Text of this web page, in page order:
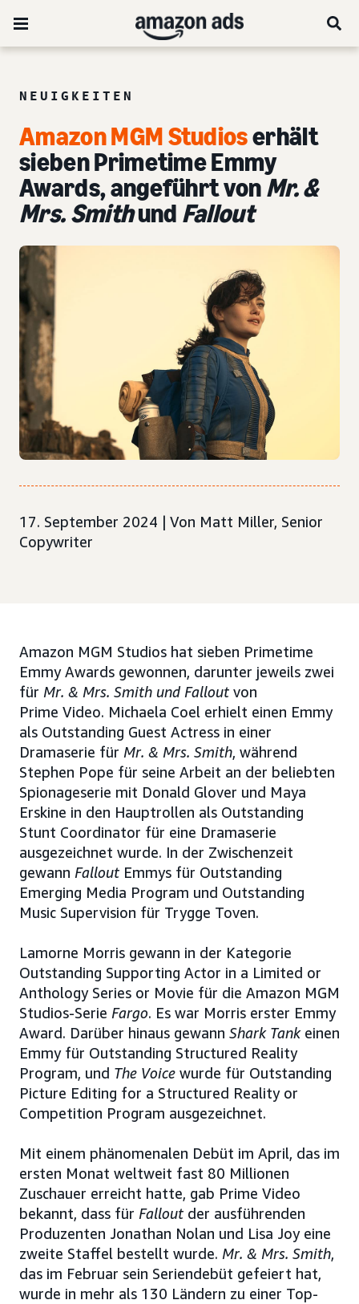
NEUIGKEITEN
Amazon MGM Studioserhält
sieben Primetime Emmy
Awards, angeführt vonMr. &
Mrs. Smithund Fallout
17. September 2024 | Von Matt Miller, Senior
Copywriter
Amazon MGM Studios hat sieben Primetime
Emmy Awards gewonnen, darunter jeweils zwei
für Mr. & Mrs. Smith und Fallout von
Prime Video. Michaela Coel erhielt einen Emmy
als Outstanding Guest Actress in einer
Dramaserie für Mr. & Mrs. Smith, während
Stephen Pope für seine Arbeit an der beliebten
Spionageserie mit Donald Glover und Maya
Erskine in den Hauptrollen als Outstanding
Stunt Coordinator für eine Dramaserie
ausgezeichnet wurde. In der Zwischenzeit
gewann Fallout Emmys für Outstanding
Emerging Media Program und Outstanding
Music Supervision für Trygge Toven.
Lamorne Morris gewann in der Kategorie
Outstanding Supporting Actor in a Limited or
Anthology Series or Movie für die Amazon MGM
Studios-Serie Fargo. Es war Morris erster Emmy
Award. Darüber hinaus gewann Shark Tankeinen
Emmy für Outstanding Structured Reality
Program, und The Voice wurde für Outstanding
Picture Editing for a Structured Reality or
Competition Program ausgezeichnet.
Mit einem phänomenalen Debüt im April, das im
ersten Monat weltweit fast 80 Millionen
Zuschauer erreicht hatte, gab Prime Video
bekannt, dass für Fallout der ausführenden
Produzenten Jonathan Nolan und Lisa Joy eine
zweite Staffel bestellt wurde. Mr. & Mrs. Smith,
das im Februar sein Seriendebüt gefeiert hat,
wurde in mehr als 130 Ländern zu einer Top-